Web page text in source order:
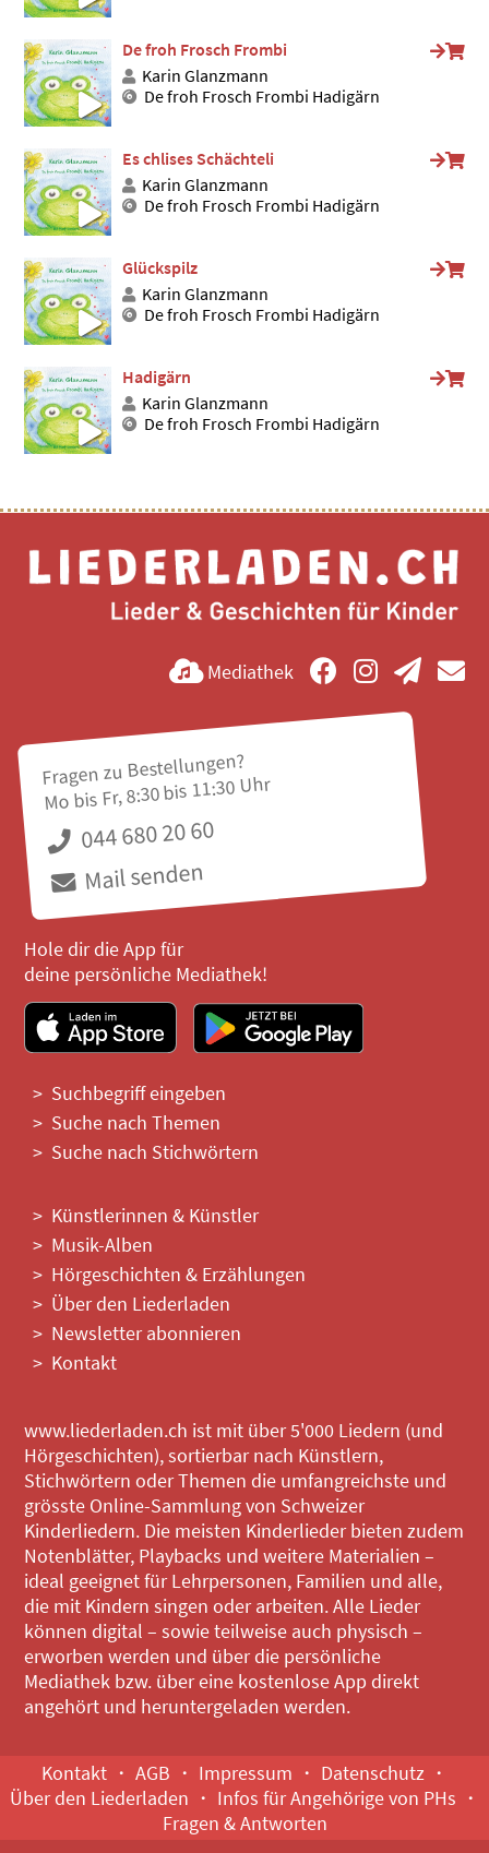
De froh Frosch Frombi
Karin Glanzmann
De froh Frosch Frombi Hadigärn
Es chlises Schächteli
Karin Glanzmann
De froh Frosch Frombi Hadigärn
Glückspilz
Karin Glanzmann
De froh Frosch Frombi Hadigärn
Hadigärn
Karin Glanzmann
De froh Frosch Frombi Hadigärn
Mediathek
Fragen zu Bestellungen?
Mo bis Fr, 8:30 bis 11:30 Uhr
044 680 20 60
Mail senden
Hole dir die App für
deine persönliche Mediathek!
Suchbegriff eingeben
Suche nach Themen
Suche nach Stichwörtern
Künstlerinnen & Künstler
Musik-Alben
Hörgeschichten & Erzählungen
Über den Liederladen
Newsletter abonnieren
Kontakt
www.liederladen.ch ist mit über 5'000 Liedern (und
Hörgeschichten), sortierbar nach Künstlern,
Stichwörtern oder Themen die umfangreichste und
grösste Online-Sammlung von Schweizer
Kinderliedern. Die meisten Kinderlieder bieten zudem
Notenblätter, Playbacks und weitere Materialien –
ideal geeignet für Lehrpersonen, Familien und alle,
die mit Kindern singen oder arbeiten. Alle Lieder
können digital – sowie teilweise auch physisch –
erworben werden und über die persönliche
Mediathek bzw. über eine kostenlose App direkt
angehört und heruntergeladen werden.
Kontakt AGB Impressum
Datenschutz
Über den Liederladen
Infos für Angehörige von PHs
Fragen & Antworten